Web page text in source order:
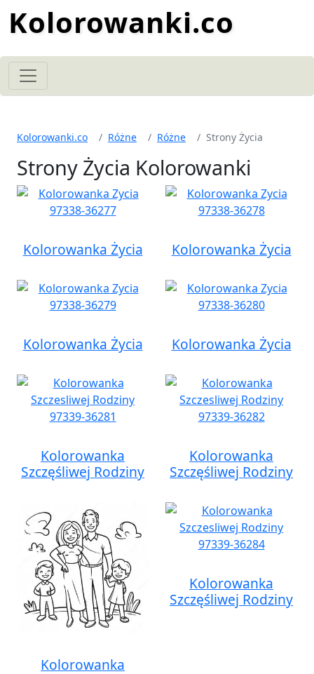
Kolorowanki.co
Kolorowanki.co Różne Różne Strony Życia
Strony Życia Kolorowanki
Kolorowanka Życia Kolorowanka Życia
Kolorowanka Życia Kolorowanka Życia
Kolorowanka
Szczęśliwej Rodziny
Kolorowanka
Szczęśliwej Rodziny
Kolorowanka
Kolorowanka
Szczęśliwej Rodziny